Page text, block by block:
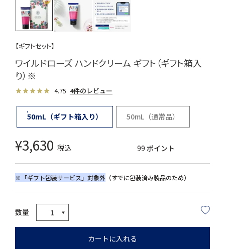
【ギフトセット】
ワイルドローズ ハンドクリーム ギフト（ギフト箱入
り）※
4.75 4件のレビュー
50mL（ギフト箱入り） 50mL（通常品）
¥3,630 税込 99 ポイント
※「ギフト包装サービス」対象外 （すでに包装済み製品のため）
カートに入れる